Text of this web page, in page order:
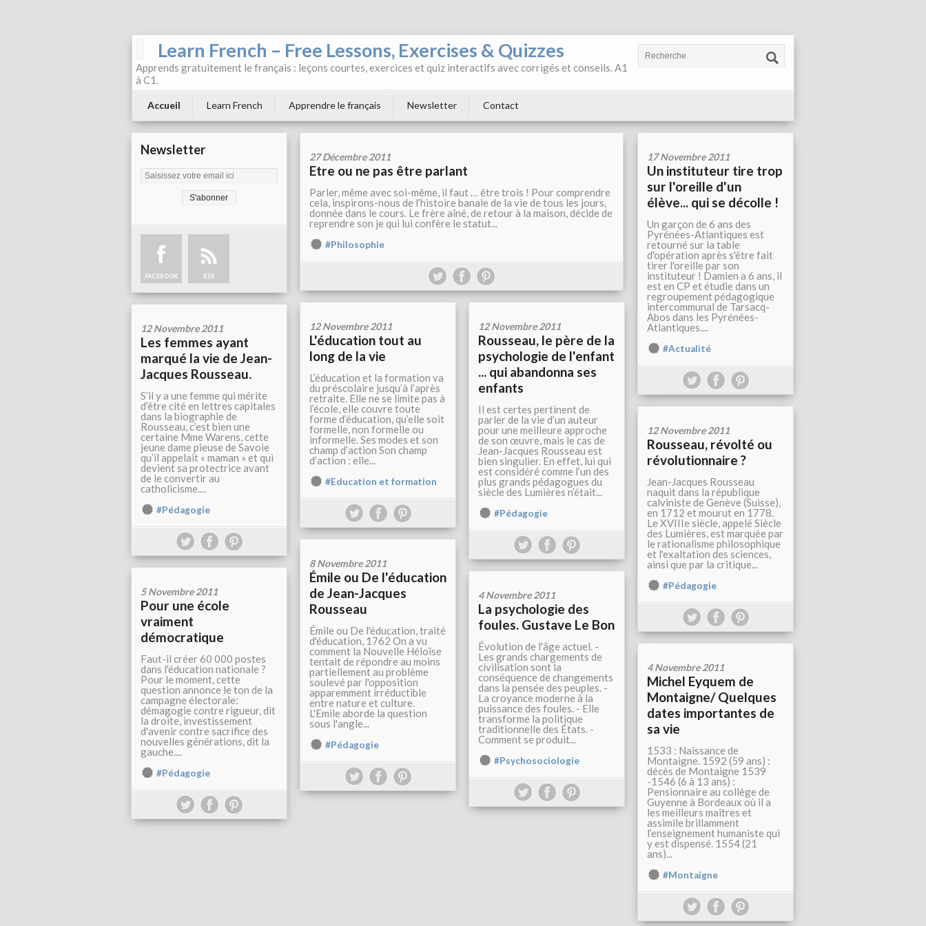
Learn French – Free Lessons, Exercises & Quizzes
Apprends gratuitement le français : leçons courtes, exercices et quiz interactifs avec corrigés et conseils. A1
à C1.
Accueil Learn French Apprendre le français Newsletter Contact
Newsletter
FACEBOOK RSS
27 Décembre 2011
Etre ou ne pas être parlant
Parler, même avec soi-même, il faut … être trois ! Pour comprendre
cela, inspirons-nous de l’histoire banale de la vie de tous les jours,
donnée dans le cours. Le frère aîné, de retour à la maison, décide de
reprendre son je qui lui confère le statut...
#Philosophie
17 Novembre 2011
Un instituteur tire trop
sur l'oreille d'un
élève... qui se décolle !
Un garçon de 6 ans des
Pyrénées-Atlantiques est
retourné sur la table
d'opération après s'être fait
tirer l'oreille par son
instituteur ! Damien a 6 ans, il
est en CP et étudie dans un
regroupement pédagogique
intercommunal de Tarsacq-
Abos dans les Pyrénées-
Atlantiques....
#Actualité
12 Novembre 2011
L'éducation tout au
long de la vie
L’éducation et la formation va
du préscolaire jusqu’à l’après
retraite. Elle ne se limite pas à
l’école, elle couvre toute
forme d’éducation, qu’elle soit
formelle, non formelle ou
informelle. Ses modes et son
champ d’action Son champ
d’action : elle...
#Education et formation
12 Novembre 2011
Rousseau, le père de la
psychologie de l'enfant
... qui abandonna ses
enfants
Il est certes pertinent de
parler de la vie d’un auteur
pour une meilleure approche
de son œuvre, mais le cas de
Jean-Jacques Rousseau est
bien singulier. En effet, lui qui
est considéré comme l’un des
plus grands pédagogues du
siècle des Lumières n’était...
#Pédagogie
12 Novembre 2011
Les femmes ayant
marqué la vie de Jean-
Jacques Rousseau.
S’il y a une femme qui mérite
d’être cité en lettres capitales
dans la biographie de
Rousseau, c’est bien une
certaine Mme Warens, cette
jeune dame pieuse de Savoie
qu’il appelait « maman » et qui
devient sa protectrice avant
de le convertir au
catholicisme....
#Pédagogie
12 Novembre 2011
Rousseau, révolté ou
révolutionnaire ?
Jean-Jacques Rousseau
naquit dans la république
calviniste de Genève (Suisse),
en 1712 et mourut en 1778.
Le XVIIIe siècle, appelé Siècle
des Lumières, est marquée par
le rationalisme philosophique
et l'exaltation des sciences,
ainsi que par la critique...
#Pédagogie
8 Novembre 2011
Émile ou De l'éducation
de Jean-Jacques
Rousseau
Émile ou De l'éducation, traité
d'éducation, 1762 On a vu
comment la Nouvelle Héloïse
tentait de répondre au moins
partiellement au problème
soulevé par l'opposition
apparemment irréductible
entre nature et culture.
L'Emile aborde la question
sous l'angle...
#Pédagogie
5 Novembre 2011
Pour une école
vraiment
démocratique
Faut-il créer 60 000 postes
dans l'éducation nationale ?
Pour le moment, cette
question annonce le ton de la
campagne électorale:
démagogie contre rigueur, dit
la droite, investissement
d'avenir contre sacrifice des
nouvelles générations, dit la
gauche....
#Pédagogie
4 Novembre 2011
La psychologie des
foules. Gustave Le Bon
Évolution de l'âge actuel. -
Les grands chargements de
civilisation sont la
conséquence de changements
dans la pensée des peuples. -
La croyance moderne à la
puissance des foules. - Elle
transforme la politique
traditionnelle des États. -
Comment se produit...
#Psychosociologie
4 Novembre 2011
Michel Eyquem de
Montaigne/ Quelques
dates importantes de
sa vie
1533 : Naissance de
Montaigne. 1592 (59 ans) :
décès de Montaigne 1539
-1546 (6 à 13 ans) :
Pensionnaire au collège de
Guyenne à Bordeaux où il a
les meilleurs maîtres et
assimile brillamment
l’enseignement humaniste qui
y est dispensé. 1554 (21
ans)...
#Montaigne